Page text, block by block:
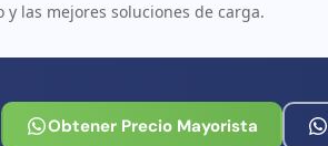
las mejores soluciones de carga.
Obtener Precio Mayorista